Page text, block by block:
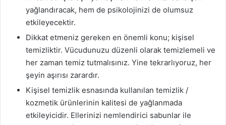
yağlandıracak, hem de psikolojinizi de olumsuz
etkileyecektir.
Dikkat etmeniz gereken en önemli konu; kişisel
temizliktir. Vücudunuzu düzenli olarak temizlemeli ve
her zaman temiz tutmalısınız. Yine tekrarlıyoruz, her
şeyin aşırısı zarardır.
Kişisel temizlik esnasında kullanılan temizlik /
kozmetik ürünlerinin kalitesi de yağlanmada
etkileyicidir. Ellerinizi nemlendirici sabunlar ile